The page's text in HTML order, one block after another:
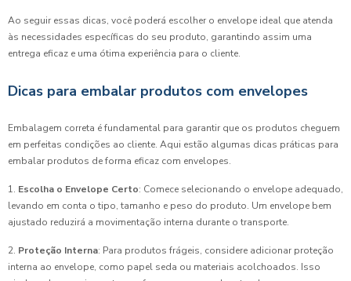
Ao seguir essas dicas, você poderá escolher o envelope ideal que atenda
às necessidades específicas do seu produto, garantindo assim uma
entrega eficaz e uma ótima experiência para o cliente.
Dicas para embalar produtos com envelopes
Embalagem correta é fundamental para garantir que os produtos cheguem
em perfeitas condições ao cliente. Aqui estão algumas dicas práticas para
embalar produtos de forma eficaz com envelopes.
1. Escolha o Envelope Certo: Comece selecionando o envelope adequado,
levando em conta o tipo, tamanho e peso do produto. Um envelope bem
ajustado reduzirá a movimentação interna durante o transporte.
2. Proteção Interna: Para produtos frágeis, considere adicionar proteção
interna ao envelope, como papel seda ou materiais acolchoados. Isso